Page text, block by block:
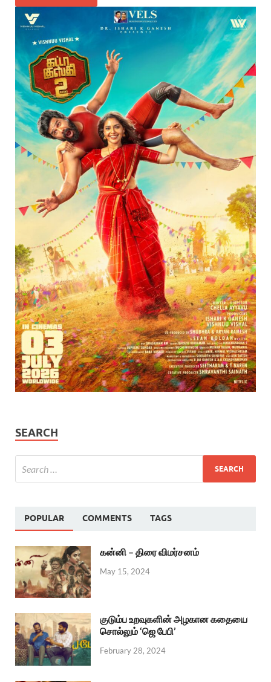
SEARCH
POPULAR COMMENTS TAGS
கன்னி – திரை விமர்சனம்
May 15, 2024
குடும்ப உறவுகளின் அழகான கதையை
சொல்லும் ‘ஜெ பேபி’
February 28, 2024